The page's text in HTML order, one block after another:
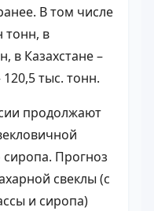
В том числе
тонн, в
в Казахстане –
тыс. тонн.
продолжают
Прогноз
свеклы (с
и сиропа)